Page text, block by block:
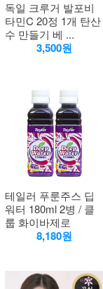
독일 크루거 발포비
타민C 20정 1개 탄산
수 만들기 베 ...
3,500원
테일러 푸룬주스 딥
워터 180ml 2병 / 클
룹 화이바제로
8,180원